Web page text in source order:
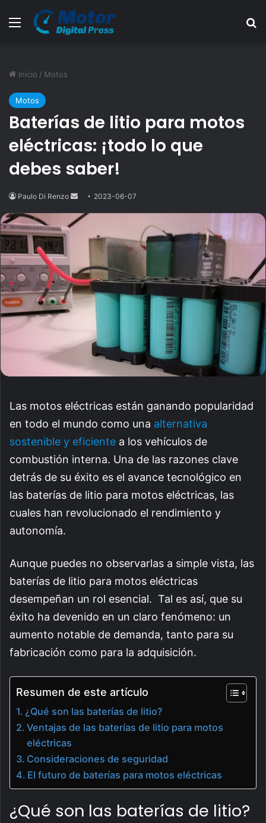
Menú
Inicio / Motos
Motos
Baterías de litio para motos
eléctricas: ¡todo lo que
debes saber!
Paulo Di Renzo
Send
email
2023-06-07
Las motos eléctricas están ganando popularidad
en todo el mundo como una alternativa
sostenible y eficiente a los vehículos de
combustión interna. Una de las razones clave
detrás de su éxito es el avance tecnológico en
las baterías de litio para motos eléctricas, las
cuales han revolucionado el rendimiento y
autonomía.
Aunque puedes no observarlas a simple vista, las
baterías de litio para motos eléctricas
desempeñan un rol esencial. Tal es así, que su
éxito ha devenido en un claro fenómeno: un
aumento notable de demanda, tanto para su
fabricación como para la adquisición.
Resumen de este artículo
¿Qué son las baterías de litio?
Ventajas de las baterías de litio para motos
eléctricas
Consideraciones de seguridad
El futuro de baterías para motos eléctricas
¿Qué son las baterías de litio?